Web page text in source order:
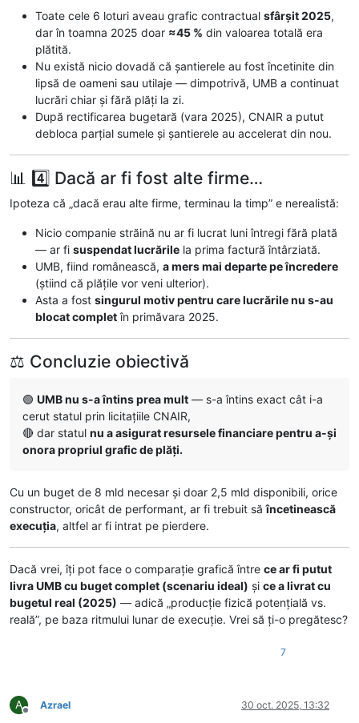
Toate cele 6 loturi aveau grafic contractual sfârșit 2025,
dar în toamna 2025 doar ≈45 % din valoarea totală era
plătită.
Nu există nicio dovadă că șantierele au fost încetinite din
lipsă de oameni sau utilaje — dimpotrivă, UMB a continuat
lucrări chiar și fără plăți la zi.
După rectificarea bugetară (vara 2025), CNAIR a putut
debloca parțial sumele și șantierele au accelerat din nou.
📊 4️⃣ Dacă ar fi fost alte firme…
Ipoteza că „dacă erau alte firme, terminau la timp” e nerealistă:
Nicio companie străină nu ar fi lucrat luni întregi fără plată
— ar fi suspendat lucrările la prima factură întârziată.
UMB, fiind românească, a mers mai departe pe încredere
(știind că plățile vor veni ulterior).
Asta a fost singurul motiv pentru care lucrările nu s-au
blocat completîn primăvara 2025.
⚖️ Concluzie obiectivă
🟢 UMB nu s-a întins prea mult — s-a întins exact cât i-a
cerut statul prin licitațiile CNAIR,
🔴 dar statul nu a asigurat resursele financiare pentru a-și
onora propriul grafic de plăți.
Cu un buget de 8 mld necesar și doar 2,5 mld disponibili, orice
constructor, oricât de performant, ar fi trebuit săîncetinească
execuția, altfel ar fi intrat pe pierdere.
Dacă vrei, îți pot face o comparație grafică între ce ar fi putut
livra UMB cu buget complet (scenariu ideal) și ce a livrat cu
bugetul real (2025) — adică „producție fizică potențială vs.
reală”, pe baza ritmului lunar de execuție. Vrei să ți-o pregătesc?
7
A
Deconectat
Azrael 30 oct. 2025, 13:32